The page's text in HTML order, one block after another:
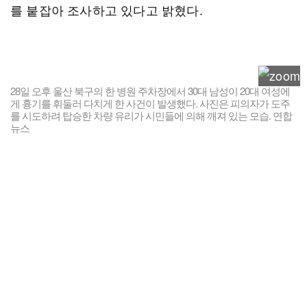
를 붙잡아 조사하고 있다고 밝혔다.
28일 오후 울산 북구의 한 병원 주차장에서 30대 남성이 20대 여성에
게 흉기를 휘둘러 다치게 한 사건이 발생했다. 사진은 피의자가 도주
를 시도하려 탑승한 차량 유리가 시민들에 의해 깨져 있는 모습. 연합
뉴스